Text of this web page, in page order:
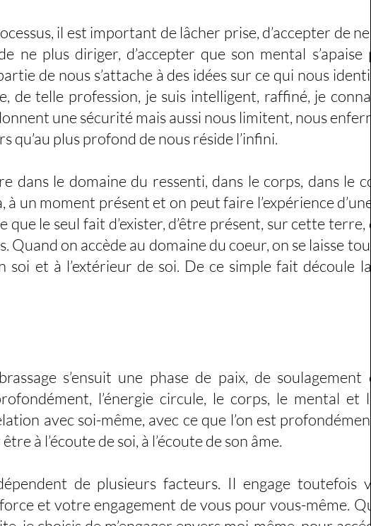
il est important de lâcher prise, d’accepter de
ne plus diriger, d’accepter que son mental s’apaise
de nous s’attache à des idées sur ce qui nous
de telle profession, je suis intelligent, raffiné, je
donnent une sécurité mais aussi nous limitent, nous
qu’au plus profond de nous réside l’infini.
dans le domaine du ressenti, dans le corps, dans le
à un moment présent et on peut faire l’expérience
que le seul fait d’exister, d’être présent, sur cette terre,
Quand on accède au domaine du coeur, on se laisse
soi et à l’extérieur de soi. De ce simple fait découle
s’ensuit une phase de paix, de soulagement
l’énergie circule, le corps, le mental et
avec soi-même, avec ce que l’on est
à l’écoute de soi, à l’écoute de son âme.
de plusieurs facteurs. Il engage toutefois
et votre engagement de vous pour vous-même.